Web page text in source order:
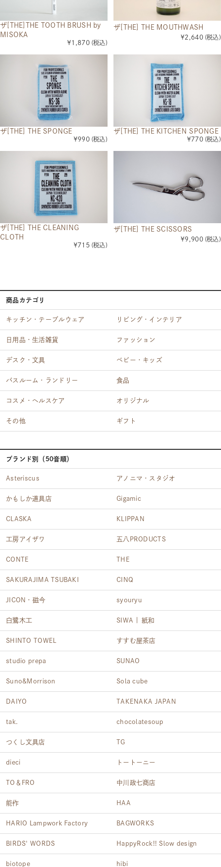
ザ[THE]THE TOOTH BRUSH by
MISOKA
¥1,870 (税込)
ザ[THE] THE MOUTHWASH
¥2,640 (税込)
ザ[THE] THE SPONGE
¥990 (税込)
ザ[THE] THE KITCHEN SPONGE
¥770 (税込)
ザ[THE] THE CLEANING
CLOTH
¥715 (税込)
ザ[THE] THE SCISSORS
¥9,900 (税込)
商品カテゴリ
キッチン・テーブルウェア リビング・インテリア
日用品・生活雑貨 ファッション
デスク・文具 ベビー・キッズ
バスルーム・ランドリー 食品
コスメ・ヘルスケア オリジナル
その他 ギフト
ブランド別（50音順）
Asteriscus アノニマ・スタジオ
かもしか道具店 Gigamic
CLASKA KLIPPAN
工房アイザワ 五八PRODUCTS
CONTE THE
SAKURAJIMA TSUBAKI CINQ
JICON・磁今 syouryu
白鷺木工 SIWA | 紙和
SHINTO TOWEL すすむ屋茶店
studio prepa SUNAO
Suno&Morrison Sola cube
DAIYO TAKENAKA JAPAN
tak. chocolatesoup
つくし文具店 TG
dieci トートーニー
TO＆FRO 中川政七商店
能作 HAA
HARIO Lampwork Factory BAGWORKS
BIRDS' WORDS HappyRock!! Slow design
biotope hibi